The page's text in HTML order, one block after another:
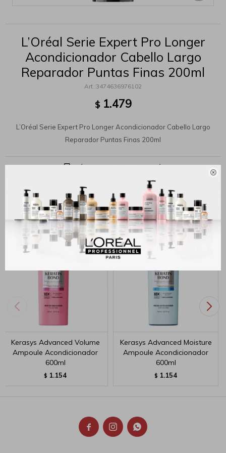

L’Oréal Serie Expert Pro Longer
Acondicionador Cabello Largo
Reparador Puntas Finas 200ml
3474636976102
$ 1.479
L’Oréal Serie Expert Pro Longer Acondicionador Cabello Largo
Reparador Puntas Finas 200ml
Productos que te pueden interesar
Kerasys Advanced Volume
Ampoule Acondicionador
600ml
$ 1.154
Kerasys Advanced Moisture
Ampoule Acondicionador
600ml
$ 1.154
  